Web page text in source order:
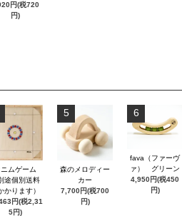
円(税720
円)
ムゲーム
途個別送料
かります）
円(税2,31
5円)
5
森のメロディー
カー
7,700円(税700
円)
6
fava（ファーヴ
ァ） グリーン
4,950円(税450
円)